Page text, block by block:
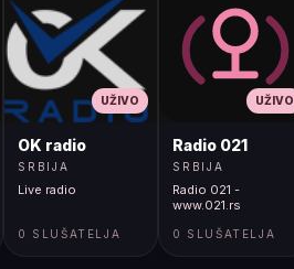
UŽIVO
OK radio
SRBIJA
Live radio
0 SLUŠATELJA
UŽIVO
Radio 021
SRBIJA
Radio 021 -
www.021.rs
0 SLUŠATELJA